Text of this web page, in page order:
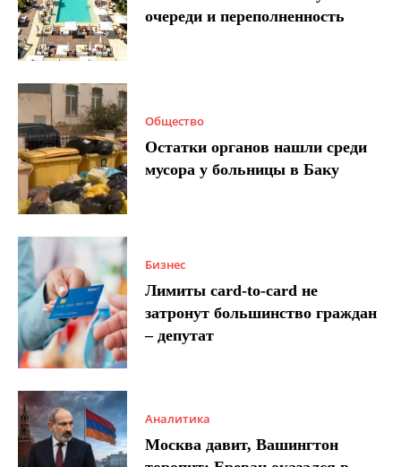
очереди и переполненность
Общество
Остатки органов нашли среди
мусора у больницы в Баку
Бизнес
Лимиты card-to-card не
затронут большинство граждан
– депутат
Аналитика
Москва давит, Вашингтон